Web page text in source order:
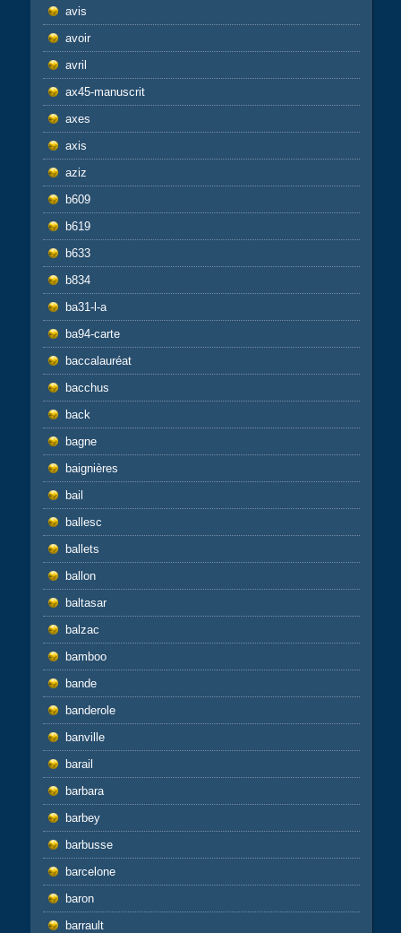
avis
avoir
avril
ax45-manuscrit
axes
axis
aziz
b609
b619
b633
b834
ba31-l-a
ba94-carte
baccalauréat
bacchus
back
bagne
baignières
bail
ballesc
ballets
ballon
baltasar
balzac
bamboo
bande
banderole
banville
barail
barbara
barbey
barbusse
barcelone
baron
barrault